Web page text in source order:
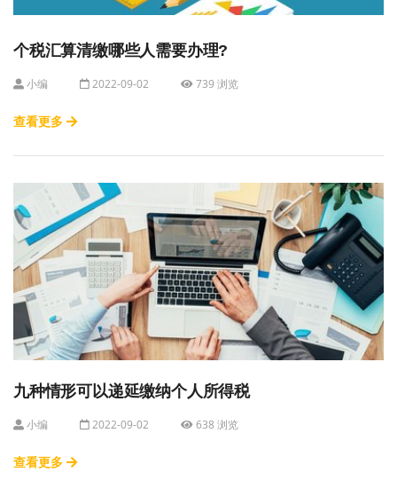
个税汇算清缴哪些人需要办理?
小编 2022-09-02 739 浏览
查看更多
九种情形可以递延缴纳个人所得税
小编 2022-09-02 638 浏览
查看更多